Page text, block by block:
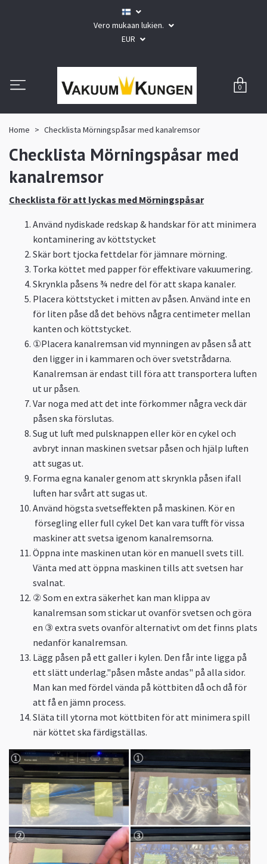
Vero mukaan lukien.
EUR
0
Home Checklista Mörningspåsar med kanalremsor
Checklista Mörningspåsar med
kanalremsor
Checklista för att lyckas med Mörningspåsar
Använd nydiskade redskap & handskar för att minimera
kontaminering av köttstycket
Skär bort tjocka fettdelar för jämnare mörning.
Torka köttet med papper för effektivare vakuumering.
Skrynkla påsens ¾ nedre del för att skapa kanaler.
Placera köttstycket i mitten av påsen. Använd inte en
för liten påse då det behövs några centimeter mellan
kanten och köttstycket.
①Placera kanalremsan vid mynningen av påsen så att
den ligger in i kammaren och över svetstrådarna.
Kanalremsan är endast till föra att transportera luften
ut ur påsen.
Var noga med att det inte förkommer några veck där
påsen ska förslutas.
Sug ut luft med pulsknappen eller kör en cykel och
avbryt innan maskinen svetsar påsen och hjälp luften
att sugas ut.
Forma egna kanaler genom att skrynkla påsen ifall
luften har svårt att sugas ut.
Använd högsta svetseffekten på maskinen. Kör en
försegling eller full cykel Det kan vara tufft för vissa
maskiner att svetsa igenom kanalremsorna.
Öppna inte maskinen utan kör en manuell svets till.
Vänta med att öppna maskinen tills att svetsen har
svalnat.
② Som en extra säkerhet kan man klippa av
kanalremsan som stickar ut ovanför svetsen och göra
en ③ extra svets ovanför alternativt om det finns plats
nedanför kanalremsan.
Lägg påsen på ett galler i kylen. Den får inte ligga på
ett slätt underlag."påsen måste andas" på alla sidor.
Man kan med fördel vända på köttbiten då och då för
att få en jämn process.
Släta till ytorna mot köttbiten för att minimera spill
när köttet ska färdigställas.